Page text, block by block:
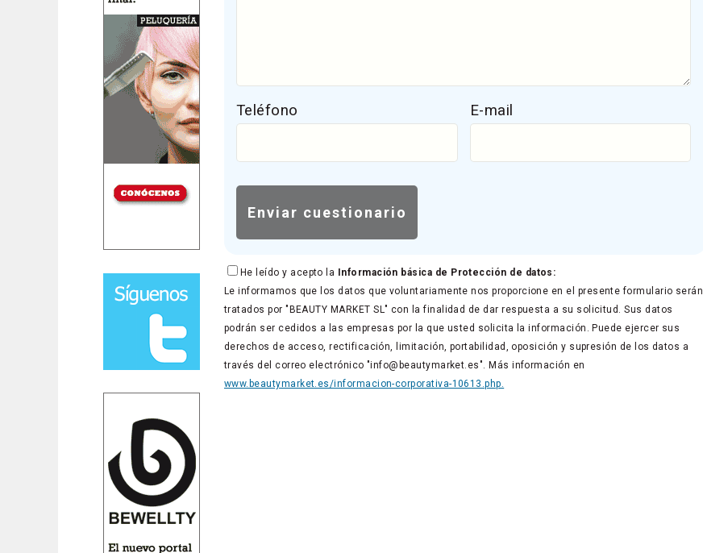
Teléfono E-mail
He leído y acepto la Información básica de Protección de datos:
Le informamos que los datos que voluntariamente nos proporcione en el presente formulario serán
tratados por "BEAUTY MARKET SL" con la finalidad de dar respuesta a su solicitud. Sus datos
podrán ser cedidos a las empresas por la que usted solicita la información. Puede ejercer sus
derechos de acceso, rectificación, limitación, portabilidad, oposición y supresión de los datos a
través del correo electrónico "info@beautymarket.es". Más información en
www.beautymarket.es/informacion-corporativa-10613.php.